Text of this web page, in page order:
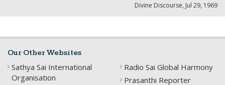
Divine Discourse, Jul 29, 1969
Our Other Websites
Sathya Sai International
Organisation
Radio Sai Global Harmony
Prasanthi Reporter